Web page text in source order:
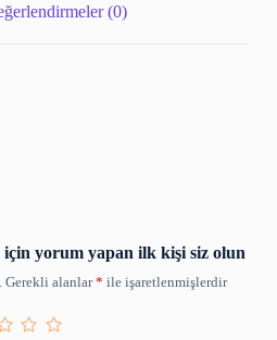
(0)
yorum yapan ilk kişi siz olun
Gerekli alanlar* ile işaretlenmişlerdir